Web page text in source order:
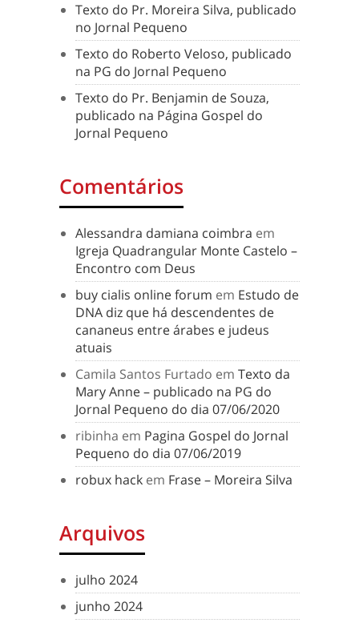
Texto do Pr. Moreira Silva, publicado
no Jornal Pequeno
Texto do Roberto Veloso, publicado
na PG do Jornal Pequeno
Texto do Pr. Benjamin de Souza,
publicado na Página Gospel do
Jornal Pequeno
Comentários
Alessandra damiana coimbra em
Igreja Quadrangular Monte Castelo –
Encontro com Deus
buy cialis online forum em Estudo de
DNA diz que há descendentes de
cananeus entre árabes e judeus
atuais
Camila Santos Furtado em Texto da
Mary Anne – publicado na PG do
Jornal Pequeno do dia 07/06/2020
ribinha em Pagina Gospel do Jornal
Pequeno do dia 07/06/2019
robux hack em Frase – Moreira Silva
Arquivos
julho 2024
junho 2024